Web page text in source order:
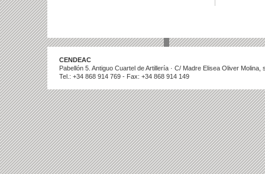
CENDEAC
Pabellón 5. Antiguo Cuartel de Artillería · C/ Madre Elisea Oliver
Tel.: +34 868 914 769 - Fax: +34 868 914 149